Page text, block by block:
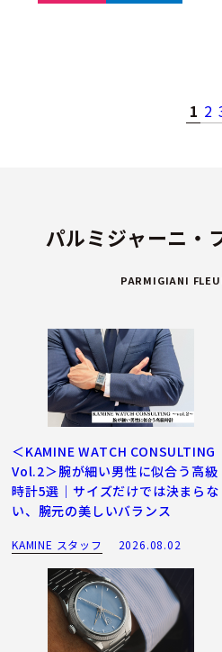
1 2
パルミジャーニ・
PARMIGIANI
＜KAMINE WATCH CONSULTING
Vol.2＞腕が細い男性に似合う高級
時計5選｜サイズだけでは決まらな
い、腕元の美しいバランス
KAMINE スタッフ 2026.08.02